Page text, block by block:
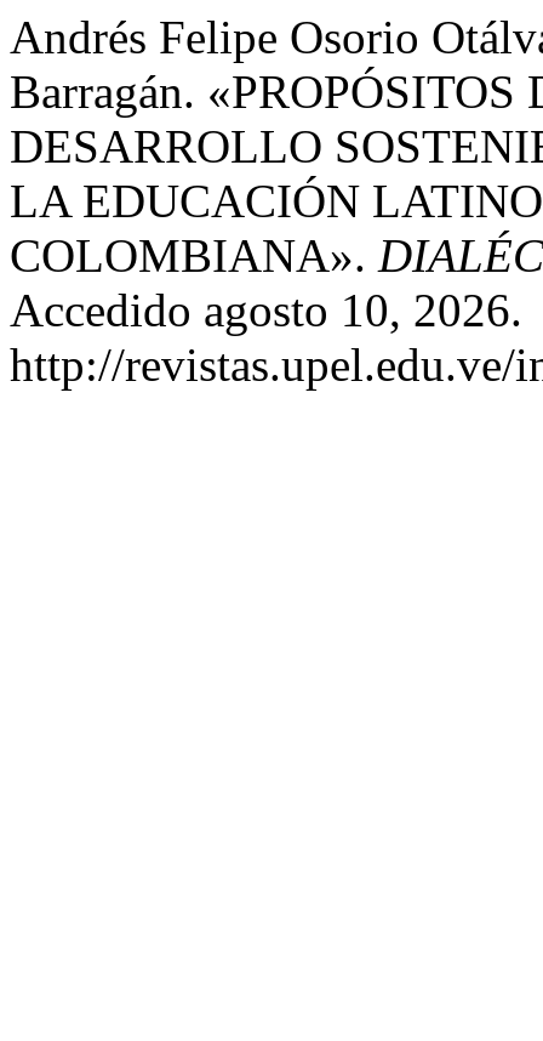
Andrés Felipe Osorio
Barragán.
DESARROLLO
LA EDUCACIÓN
COLOMBIANA».
Accedido agosto 10, 2026.
http://